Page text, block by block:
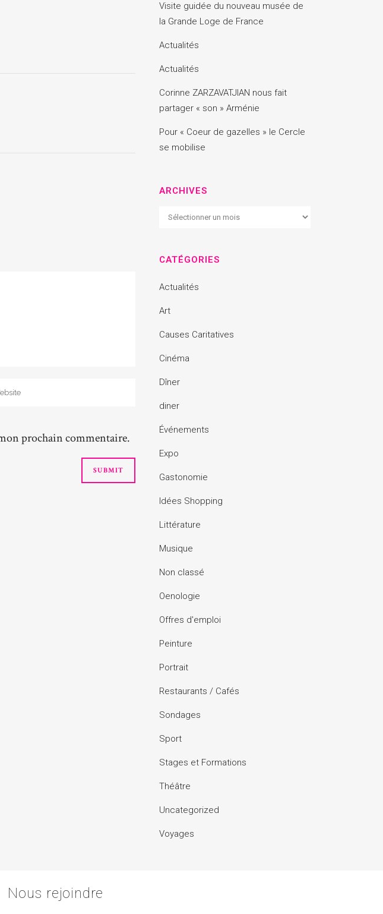
prochain commentaire.
Visite guidée du nouveau musée de
la Grande Loge de France
Actualités
Actualités
Corinne ZARZAVATJIAN nous fait
partager « son » Arménie
Pour « Coeur de gazelles » le Cercle
se mobilise
ARCHIVES
Archives
CATÉGORIES
Actualités
Art
Causes Caritatives
Cinéma
Dîner
diner
Événements
Expo
Gastonomie
Idées Shopping
Littérature
Musique
Non classé
Oenologie
Offres d'emploi
Peinture
Portrait
Restaurants / Cafés
Sondages
Sport
Stages et Formations
Théâtre
Uncategorized
Voyages
Nous rejoindre